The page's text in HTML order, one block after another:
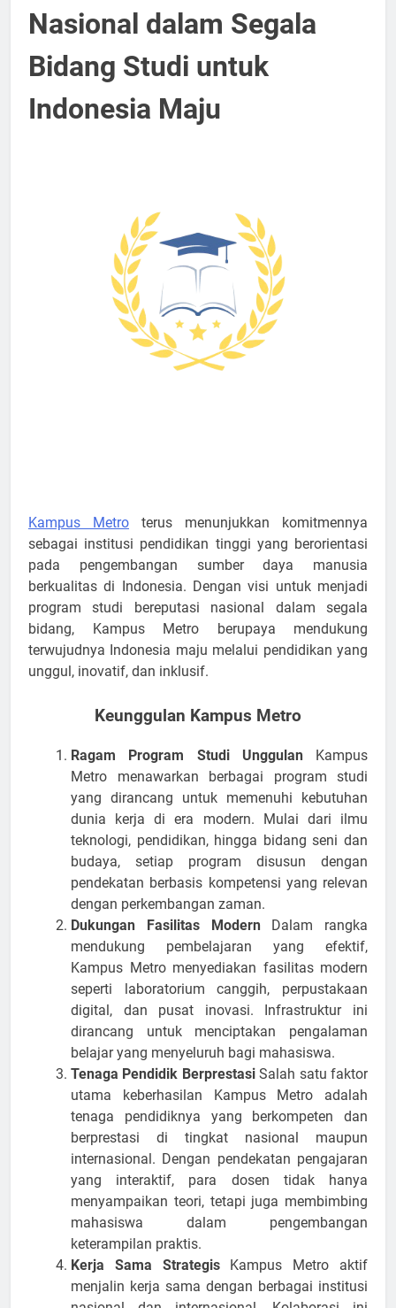
Nasional dalam Segala
Bidang Studi untuk
Indonesia Maju
Kampus Metro terus menunjukkan komitmennya
sebagai institusi pendidikan tinggi yang berorientasi
pada pengembangan sumber daya manusia
berkualitas di Indonesia. Dengan visi untuk menjadi
program studi bereputasi nasional dalam segala
bidang, Kampus Metro berupaya mendukung
terwujudnya Indonesia maju melalui pendidikan yang
unggul, inovatif, dan inklusif.
Keunggulan Kampus Metro
Ragam Program Studi UnggulanKampus
Metro menawarkan berbagai program studi
yang dirancang untuk memenuhi kebutuhan
dunia kerja di era modern. Mulai dari ilmu
teknologi, pendidikan, hingga bidang seni dan
budaya, setiap program disusun dengan
pendekatan berbasis kompetensi yang relevan
dengan perkembangan zaman.
Dukungan Fasilitas ModernDalam rangka
mendukung pembelajaran yang efektif,
Kampus Metro menyediakan fasilitas modern
seperti laboratorium canggih, perpustakaan
digital, dan pusat inovasi. Infrastruktur ini
dirancang untuk menciptakan pengalaman
belajar yang menyeluruh bagi mahasiswa.
Tenaga Pendidik BerprestasiSalah satu faktor
utama keberhasilan Kampus Metro adalah
tenaga pendidiknya yang berkompeten dan
berprestasi di tingkat nasional maupun
internasional. Dengan pendekatan pengajaran
yang interaktif, para dosen tidak hanya
menyampaikan teori, tetapi juga membimbing
mahasiswa dalam pengembangan
keterampilan praktis.
Kerja Sama StrategisKampus Metro aktif
menjalin kerja sama dengan berbagai institusi